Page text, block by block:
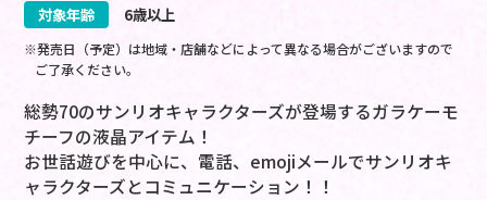
対象年齢
6歳以上
※発売日（予定）は地域・店舗などによって異なる場合がございますので
ご了承ください。
総勢70のサンリオキャラクターズが登場するガラケーモ
チーフの液晶アイテム！
お世話遊びを中心に、電話、emojiメールでサンリオキ
ャラクターズとコミュニケーション！！